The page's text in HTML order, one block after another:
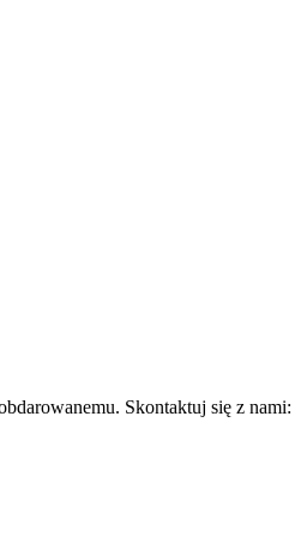
Skontaktuj się z nami: